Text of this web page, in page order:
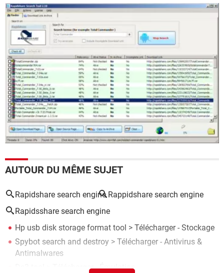
AUTOUR DU MÊME SUJET
Rapidshare search engine Rappidshare search engine
Rapidsshare search engine
Hp usb disk storage format tool > Télécharger - Stockage
Spybot search and destroy > Télécharger - Antivirus &
Antimalwares
> Télécharger - Émulation